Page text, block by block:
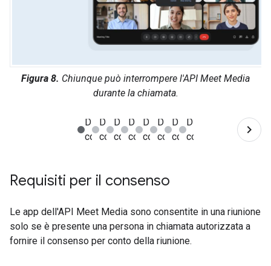
Figura 8. Chiunque può interrompere l'API Meet Media
durante la chiamata.
Requisiti per il consenso
Le app dell'API Meet Media sono consentite in una riunione
solo se è presente una persona in chiamata autorizzata a
fornire il consenso per conto della riunione.